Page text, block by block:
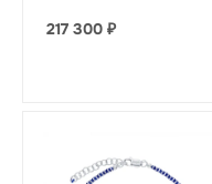
217 300 ₽